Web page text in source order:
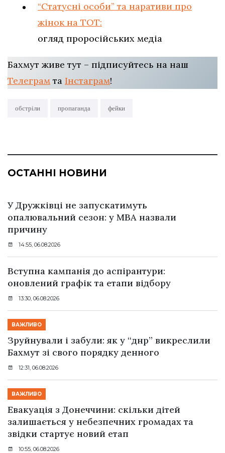
“Статусні особи” та наративи про
жінок на ТОТ:
огляд проросійських медіа
Бахмут живе тут – підписуйтесь на наш
Телеграм та Інстаграм!
обстріли пропаганда фейки
ОСТАННІ НОВИНИ
У Дружківці не запускатимуть
опалювальний сезон: у МВА назвали
причину
14:55, 06.08.2026
Вступна кампанія до аспірантури:
оновлений графік та етапи відбору
13:30, 06.08.2026
ВАЖЛИВО
Зруйнували і забули: як у “днр” викреслили
Бахмут зі свого порядку денного
12:31, 06.08.2026
ВАЖЛИВО
Евакуація з Донеччини: скільки дітей
залишається у небезпечних громадах та
звідки стартує новий етап
10:55, 06.08.2026